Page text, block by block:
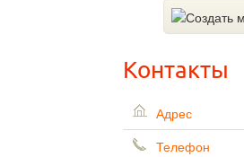
Контакты
Адрес
Телефон